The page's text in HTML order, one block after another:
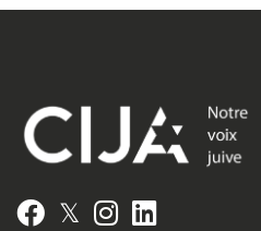
Facebook
𝕏 Instagram